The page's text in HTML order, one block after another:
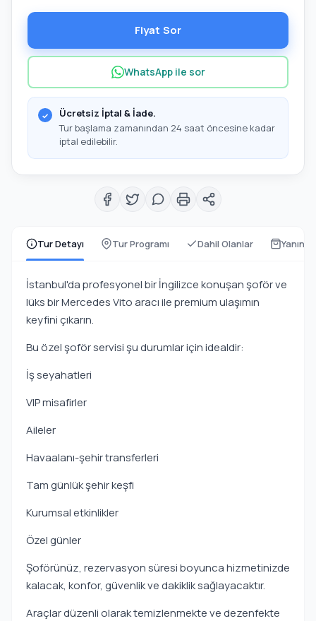
Tur Detayı Tur Programı Dahil Olanlar
İstanbul'da profesyonel bir İngilizce konuşan şoför ve
lüks bir Mercedes Vito aracı ile premium ulaşımın
keyfini çıkarın.
Bu özel şoför servisi şu durumlar için idealdir:
İş seyahatleri
VIP misafirler
Aileler
Havaalanı-şehir transferleri
Tam günlük şehir keşfi
Kurumsal etkinlikler
Özel günler
Şoförünüz, rezervasyon süresi boyunca hizmetinizde
kalacak, konfor, güvenlik ve dakiklik sağlayacaktır.
Araçlar düzenli olarak temizlenmekte ve dezenfekte
Fiyat Sor
WhatsApp ile sor
Ücretsiz İptal & İade.
Tur başlama zamanından 24 saat öncesine kadar
iptal edilebilir.